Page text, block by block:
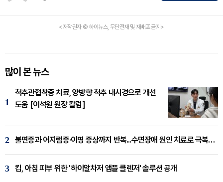
<저작권자 © 하이뉴스, 무단전재 및 재배포 금지>
많이 본 뉴스
1
척추관협착증 치료, 양방향 척추 내시경으로 개선
도움 [이석원 원장 칼럼]
2 불면증과 어지럼증·이명 증상까지 반복...수면장애 원인 치료로 극복해야
3 킵, 아침 피부 위한 '하이알차저 앰플 클렌저' 솔루션 공개